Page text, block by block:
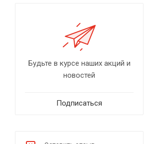
Будьте в курсе наших акций и
новостей
Подписаться